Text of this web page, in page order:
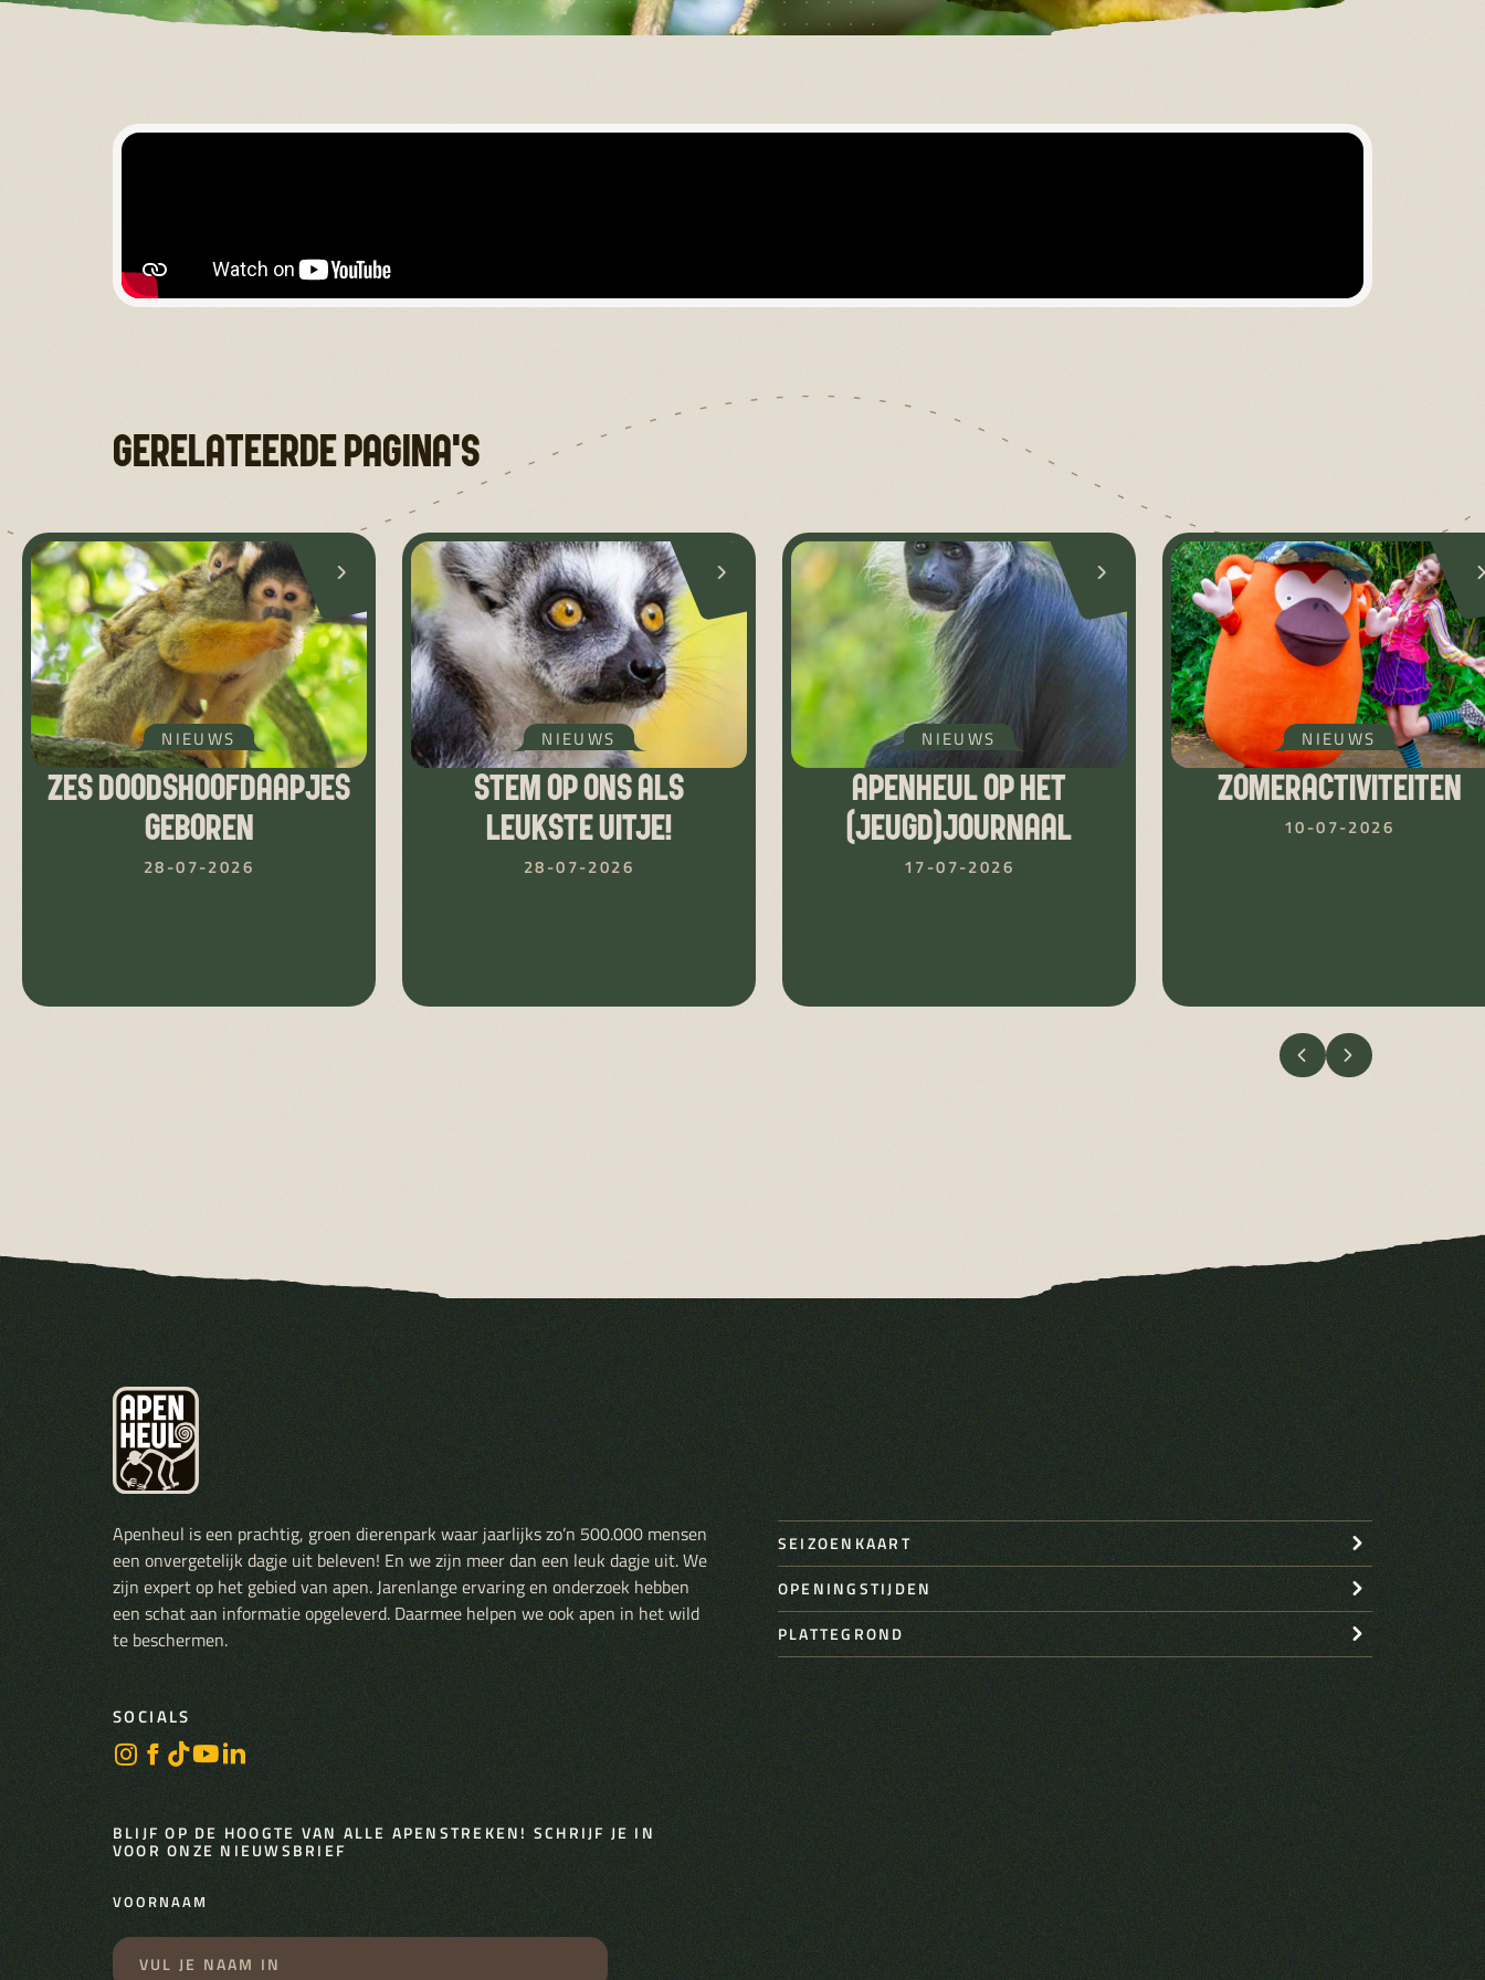
GERELATEERDE PAGINA'S
NIEUWS
ZES DOODSHOOFDAAPJES
GEBOREN
28-07-2026
NIEUWS
STEM OP ONS ALS
LEUKSTE UITJE!
28-07-2026
NIEUWS
APENHEUL OP HET
(JEUGD)JOURNAAL
17-07-2026
NIEUWS
ZOMERACTIVITEITEN
10-07-2026
VORIGEVOLGENDE
Apenheul is een prachtig, groen dierenpark waar jaarlijks zo’n 500.000 mensen
een onvergetelijk dagje uit beleven! En we zijn meer dan een leuk dagje uit. We
zijn expert op het gebied van apen. Jarenlange ervaring en onderzoek hebben
een schat aan informatie opgeleverd. Daarmee helpen we ook apen in het wild
te beschermen.
SEIZOENKAART
OPENINGSTIJDEN
PLATTEGROND
SOCIALS
BLIJF OP DE HOOGTE VAN ALLE APENSTREKEN! SCHRIJF JE IN
VOOR ONZE NIEUWSBRIEF
VOORNAAM